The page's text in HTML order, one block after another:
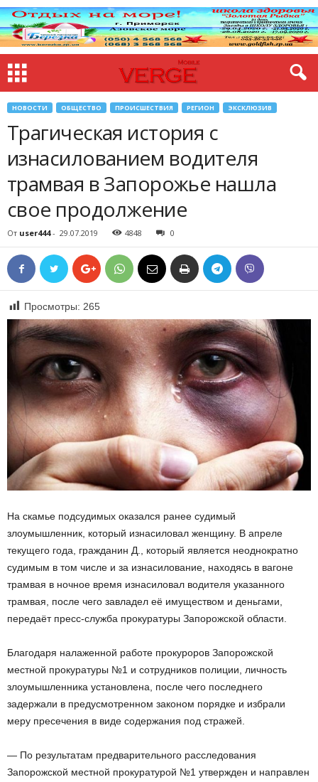
НОВОСТИ ОБЩЕСТВО ПРОИСШЕСТВИЯ РЕГИОН ЭКСКЛЮЗИВ
Трагическая история с
изнасилованием водителя
трамвая в Запорожье нашла
свое продолжение
От user444- 29.07.2019 4848 0
Просмотры: 265
На скамье подсудимых оказался ранее судимый
злоумышленник, который изнасиловал женщину. В апреле
текущего года, гражданин Д., который является неоднократно
судимым в том числе и за изнасилование, находясь в вагоне
трамвая в ночное время изнасиловал водителя указанного
трамвая, после чего завладел её имуществом и деньгами,
передаёт пресс-служба прокуратуры Запорожской области.
Благодаря налаженной работе прокуроров Запорожской
местной прокуратуры №1 и сотрудников полиции, личность
злоумышленника установлена, после чего последнего
задержали в предусмотренном законом порядке и избрали
меру пресечения в виде содержания под стражей.
— По результатам предварительного расследования
Запорожской местной прокуратурой №1 утвержден и направлен